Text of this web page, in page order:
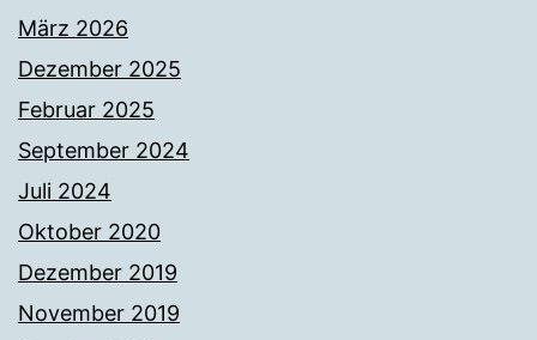
März 2026
Dezember 2025
Februar 2025
September 2024
Juli 2024
Oktober 2020
Dezember 2019
November 2019